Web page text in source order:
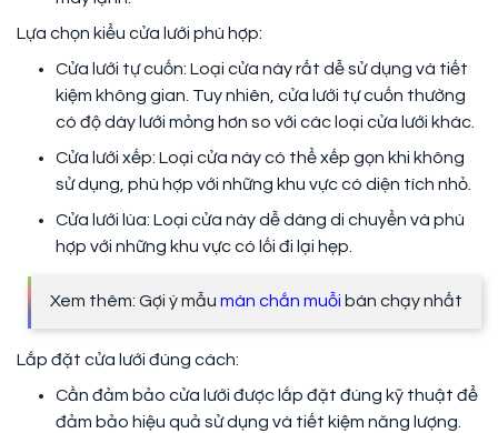
Lựa chọn kiểu cửa lưới phù hợp:
Cửa lưới tự cuốn: Loại cửa này rất dễ sử dụng và tiết
kiệm không gian. Tuy nhiên, cửa lưới tự cuốn thường
có độ dày lưới mỏng hơn so với các loại cửa lưới khác.
Cửa lưới xếp: Loại cửa này có thể xếp gọn khi không
sử dụng, phù hợp với những khu vực có diện tích nhỏ.
Cửa lưới lùa: Loại cửa này dễ dàng di chuyển và phù
hợp với những khu vực có lối đi lại hẹp.
Xem thêm: Gợi ý mẫu màn chắn muỗi bán chạy nhất
Lắp đặt cửa lưới đúng cách:
Cần đảm bảo cửa lưới được lắp đặt đúng kỹ thuật để
đảm bảo hiệu quả sử dụng và tiết kiệm năng lượng.